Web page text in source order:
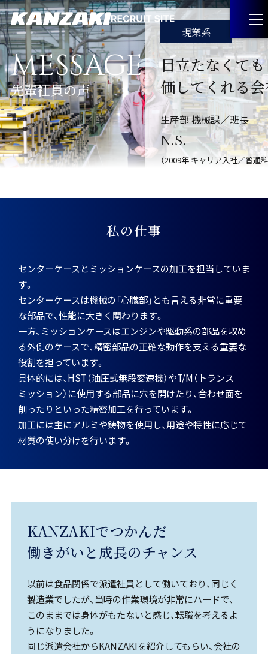
WORK
KANZAKIを語る
仕事相関図
教育プログラム
プロジェクトストーリー
LIFE
もっと知りたいKANZAKIデータ
福利厚生
MESSAGE
求める人物像
新卒採用
インターンシップ
キャリア採用
よくあるご質問
COMPANY
会社案内
見つけてみよう！神崎製品
CONTACT
MESSAGE
先輩社員の声
現業系
目立たなくて
価してくれる
生産部 機械課／班長
N.S.
（2009年 キャリア入社／普通
私の仕事
センターケースとミッションケースの加工を担当していま
す。
センターケースは機械の「心臓部」とも言える非常に重要
な部品で、性能に大きく関わります。
一方、ミッションケースはエンジンや駆動系の部品を収め
る外側のケースで、精密部品の正確な動作を支える重要な
役割を担っています。
具体的には、HST（油圧式無段変速機）やT/M（トランス
ミッション）に使用する部品に穴を開けたり、合わせ面を
削ったりといった精密加工を行っています。
加工には主にアルミや鋳物を使用し、用途や特性に応じて
材質の使い分けを行います。
KANZAKIでつかんだ
働きがいと成長のチャンス
以前は食品関係で派遣社員として働いており、同じく
製造業でしたが、当時の作業環境が非常にハードで、
このままでは身体がもたないと感じ、転職を考えるよ
うになりました。
同じ派遣会社からKANZAKIを紹介してもらい、会社の